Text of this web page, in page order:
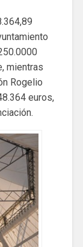
mientras
Rogelio
euros,